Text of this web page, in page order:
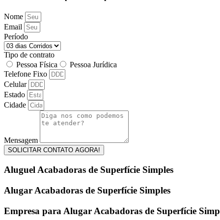
Nome
Email
Período
Tipo de contrato
Pessoa Física
Pessoa Jurídica
Telefone Fixo
Celular
Estado
Cidade
Mensagem
SOLICITAR CONTATO AGORA!
Aluguel Acabadoras de Superfície Simples
Alugar Acabadoras de Superfície Simples
Empresa para Alugar Acabadoras de Superfície